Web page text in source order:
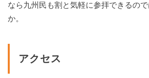
なら九州民も割と気軽に参拝できるの
か。
アクセス